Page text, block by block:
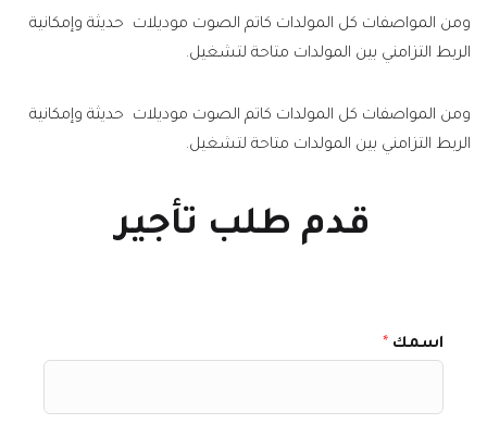
ومن المواصفات كل المولدات كاتم الصوت موديلات حديثة وإمكانية
الربط التزامني بين المولدات متاحة لتشغيل.
ومن المواصفات كل المولدات كاتم الصوت موديلات حديثة وإمكانية
الربط التزامني بين المولدات متاحة لتشغيل.
قدم طلب تأجير
اسمك *